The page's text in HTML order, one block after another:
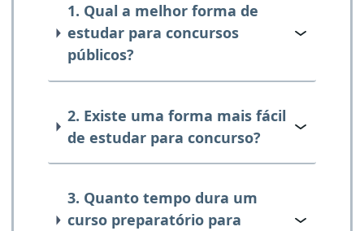
1. Qual a melhor forma de
estudar para concursos
públicos?
2. Existe uma forma mais fácil
de estudar para concurso?
3. Quanto tempo dura um
curso preparatório para